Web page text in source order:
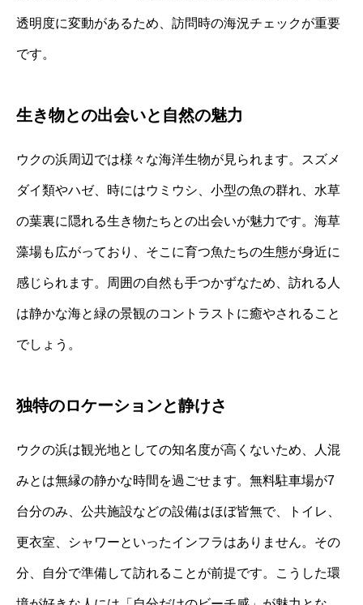
透明度に変動があるため、訪問時の海況チェックが重要
です。
生き物との出会いと自然の魅力
ウクの浜周辺では様々な海洋生物が見られます。スズメ
ダイ類やハゼ、時にはウミウシ、小型の魚の群れ、水草
の葉裏に隠れる生き物たちとの出会いが魅力です。海草
藻場も広がっており、そこに育つ魚たちの生態が身近に
感じられます。周囲の自然も手つかずなため、訪れる人
は静かな海と緑の景観のコントラストに癒やされること
でしょう。
独特のロケーションと静けさ
ウクの浜は観光地としての知名度が高くないため、人混
みとは無縁の静かな時間を過ごせます。無料駐車場が7
台分のみ、公共施設などの設備はほぼ皆無で、トイレ、
更衣室、シャワーといったインフラはありません。その
分、自分で準備して訪れることが前提です。こうした環